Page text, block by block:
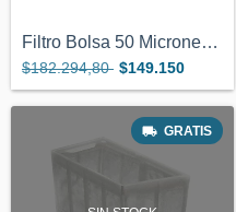
Filtro Bolsa 50 Micrones Robot Dolphin G...
$182.294,80 $149.150
GRATIS